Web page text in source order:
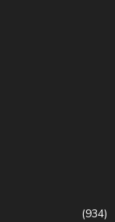
(934)